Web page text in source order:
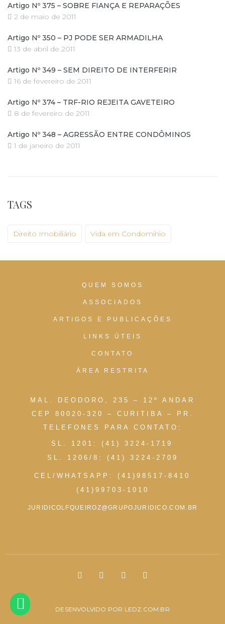
Artigo Nº 375 – SOBRE FIANÇA E REPARAÇÕES
2 de maio de 2011
Artigo Nº 350 – PJ PODE SER ARMADILHA
13 de abril de 2011
Artigo Nº 349 – SEM DIREITO DE INTERFERIR
16 de fevereiro de 2011
Artigo Nº 374 – TRF-RIO REJEITA GAVETEIRO
8 de fevereiro de 2011
Artigo Nº 348 – AGRESSÃO ENTRE CONDÔMINOS
1 de janeiro de 2011
TAGS
Direito Imobiliário Vida em Condomínio
QUEM SOMOS
ASSOCIADOS
ARTIGOS E PUBLICAÇÕES
LINKS ÚTEIS
CONTATO
ÁREA RESTRITA
MAL. DEODORO, 235 – 12º ANDAR
CEP 80020-320 – CURITIBA – PR.
TELEFONES PARA CONTATO:
SL. 1201: (41) 3224-1719
SL. 1206/8: (41) 3224-2709
CEL/WHATSAPP: (41)98517-8410
(41)99703-1010
JURIDICOLFQUEIROZ@GRUPOJURIDICO.COM.BR
DESENVOLVIDO POR LEDZ.COM.BR